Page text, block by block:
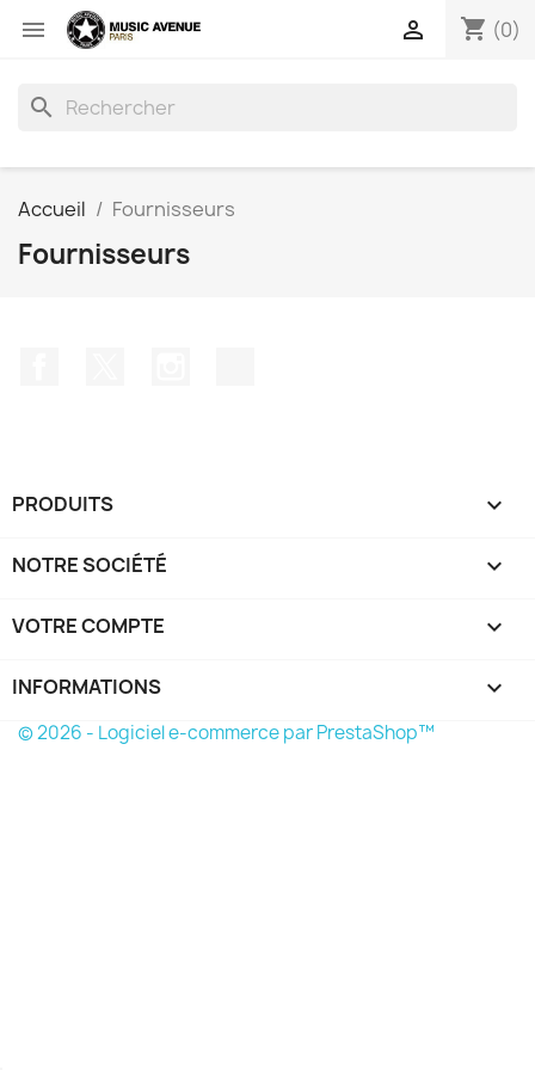
 shopping_cart (0)

search
Accueil Fournisseurs
Fournisseurs
PRODUITS 
NOTRE SOCIÉTÉ 
VOTRE COMPTE 
INFORMATIONS keyboard_arrow_down
© 2026 - Logiciel e-commerce par PrestaShop™